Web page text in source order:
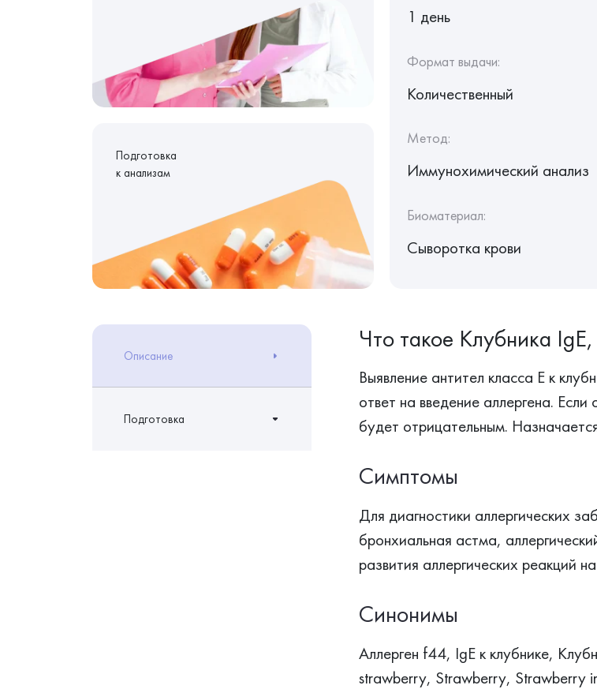
Подготовка
к анализам
1 день
Формат выдачи:
Количественный
Метод:
Иммунохимический анализ
Биоматериал:
Сыворотка крови
Описание
Подготовка
Что такое Клубника
Выявление антител класса Е к
ответ на введение аллергена.
будет отрицательным.
Симптомы
Для диагностики аллергических
бронхиальная астма,
развития аллергических реакций
Синонимы
Аллерген f44, IgЕ к клубнике,
strawberry, Strawberry, Strawberry